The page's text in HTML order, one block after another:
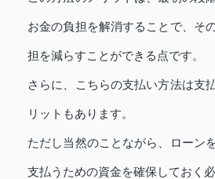
お金の負担を解消することで、そ
担を減らすことができる点です。
さらに、こちらの支払い方法は支
リットもあります。
ただし当然のことながら、ローン
支払うための資金を確保しておく